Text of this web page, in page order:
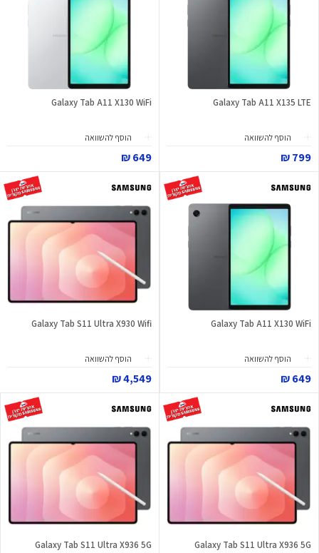
Galaxy Tab A11 X135 LTE
הוסף להשוואה
799 ₪
Galaxy Tab A11 X130 WiFi
הוסף להשוואה
649 ₪
Galaxy Tab A11 X130 WiFi
הוסף להשוואה
649 ₪
Galaxy Tab S11 Ultra X930 Wifi
הוסף להשוואה
4,549 ₪
Galaxy Tab S11 Ultra X936 5G
Galaxy Tab S11 Ultra X936 5G